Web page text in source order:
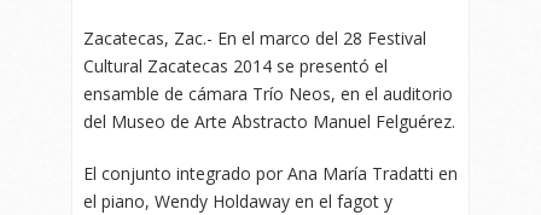
Zacatecas, Zac.- En el marco del 28 Festival
Cultural Zacatecas 2014 se presentó el
ensamble de cámara Trío Neos, en el auditorio
del Museo de Arte Abstracto Manuel Felguérez.
El conjunto integrado por Ana María Tradatti en
el piano, Wendy Holdaway en el fagot y